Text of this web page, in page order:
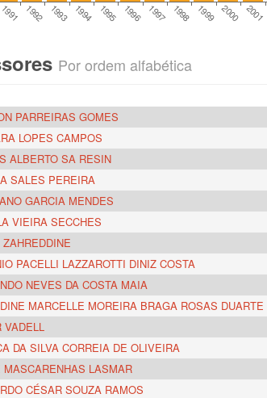
1991 1992 1993 1994 1995 1996 1997 1998 19992000 2001
Por ordem alfabética
PARREIRAS GOMES
LOPES CAMPOS
ALBERTO SA RESIN
SALES PEREIRA
GARCIA MENDES
VIEIRA SECCHES
ZAHREDDINE
PACELLI LAZZAROTTI DINIZ COSTA
NEVES DA COSTA MAIA
MARCELLE MOREIRA BRAGA ROSAS DUARTE
VADELL
DA SILVA CORREIA DE OLIVEIRA
MASCARENHAS LASMAR
CÉSAR SOUZA RAMOS